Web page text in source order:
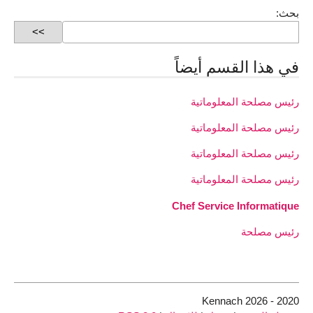
بحث:
في هذا القسم أيضاً
رئيس مصلحة المعلوماتية
رئيس مصلحة المعلوماتية
رئيس مصلحة المعلوماتية
رئيس مصلحة المعلوماتية
Chef Service Informatique
رئيس مصلحة
2020 - 2026 Kennach